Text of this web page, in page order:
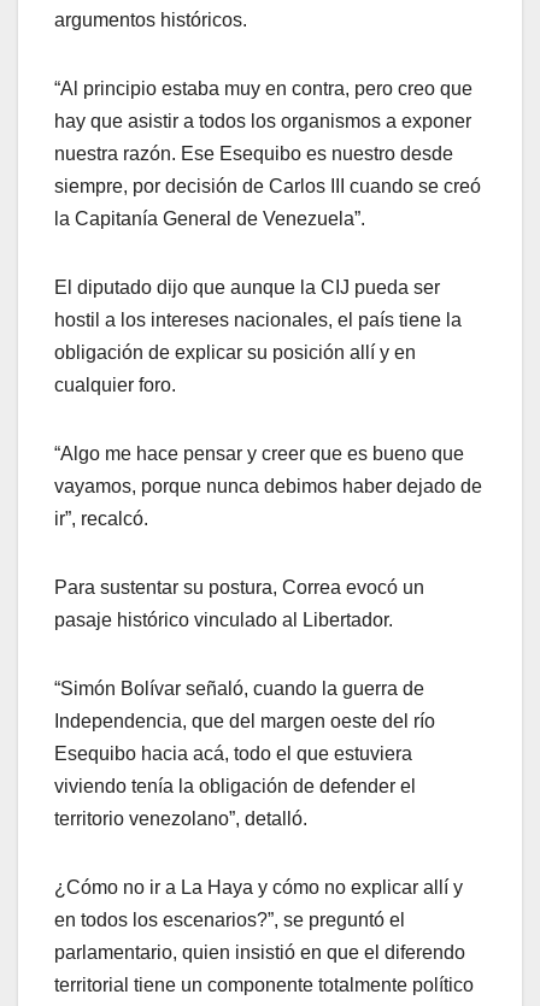
argumentos históricos.
“Al principio estaba muy en contra, pero creo que
hay que asistir a todos los organismos a exponer
nuestra razón. Ese Esequibo es nuestro desde
siempre, por decisión de Carlos III cuando se creó
la Capitanía General de Venezuela”.
El diputado dijo que aunque la CIJ pueda ser
hostil a los intereses nacionales, el país tiene la
obligación de explicar su posición allí y en
cualquier foro.
“Algo me hace pensar y creer que es bueno que
vayamos, porque nunca debimos haber dejado de
ir”, recalcó.
Para sustentar su postura, Correa evocó un
pasaje histórico vinculado al Libertador.
“Simón Bolívar señaló, cuando la guerra de
Independencia, que del margen oeste del río
Esequibo hacia acá, todo el que estuviera
viviendo tenía la obligación de defender el
territorio venezolano”, detalló.
¿Cómo no ir a La Haya y cómo no explicar allí y
en todos los escenarios?”, se preguntó el
parlamentario, quien insistió en que el diferendo
territorial tiene un componente totalmente político